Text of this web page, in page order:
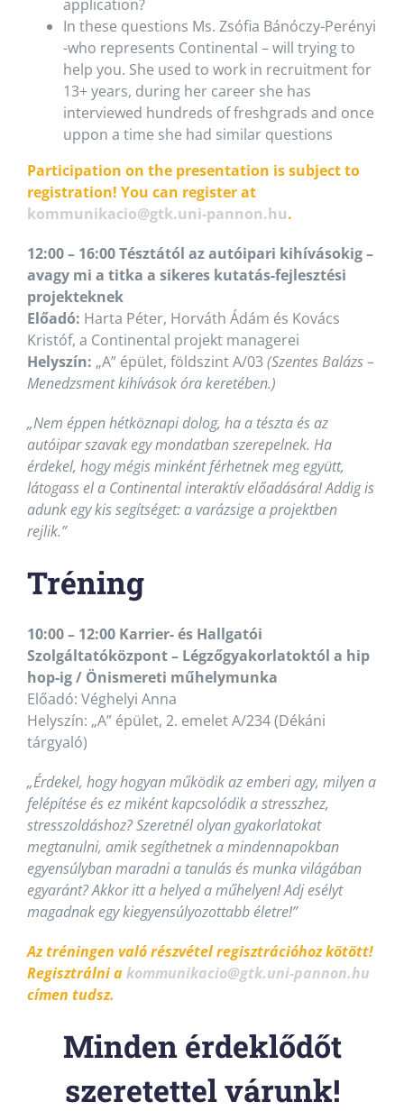
application?
In these questions Ms. Zsófia Bánóczy-Perényi
-who represents Continental – will trying to
help you. She used to work in recruitment for
13+ years, during her career she has
interviewed hundreds of freshgrads and once
uppon a time she had similar questions
Participation on the presentation is subject to
registration! You can register at
kommunikacio@gtk.uni-pannon.hu.
12:00 – 16:00 Tésztától az autóipari kihívásokig –
avagy mi a titka a sikeres kutatás-fejlesztési
projekteknek
Előadó: Harta Péter, Horváth Ádám és Kovács
Kristóf, a Continental projekt managerei
Helyszín: „A” épület, földszint A/03 (Szentes Balázs –
Menedzsment kihívások óra keretében.)
„Nem éppen hétköznapi dolog, ha a tészta és az
autóipar szavak egy mondatban szerepelnek. Ha
érdekel, hogy mégis minként férhetnek meg együtt,
látogass el a Continental interaktív előadására! Addig is
adunk egy kis segítséget: a varázsige a projektben
rejlik.”
Tréning
10:00 – 12:00 Karrier- és Hallgatói
Szolgáltatóközpont – Légzőgyakorlatoktól a hip
hop-ig / Önismereti műhelymunka
Előadó: Véghelyi Anna
Helyszín: „A” épület, 2. emelet A/234 (Dékáni
tárgyaló)
„Érdekel, hogy hogyan működik az emberi agy, milyen a
felépítése és ez miként kapcsolódik a stresszhez,
stresszoldáshoz? Szeretnél olyan gyakorlatokat
megtanulni, amik segíthetnek a mindennapokban
egyensúlyban maradni a tanulás és munka világában
egyaránt? Akkor itt a helyed a műhelyen! Adj esélyt
magadnak egy kiegyensúlyozottabb életre!”
Az tréningen való részvétel regisztrációhoz kötött!
Regisztrálni akommunikacio@gtk.uni-pannon.hu
címen tudsz.
Minden érdeklődőt
szeretettel várunk!